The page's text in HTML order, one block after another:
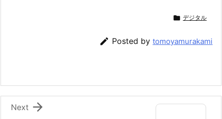
 デジタル
 Posted by tomoyamurakami

Next